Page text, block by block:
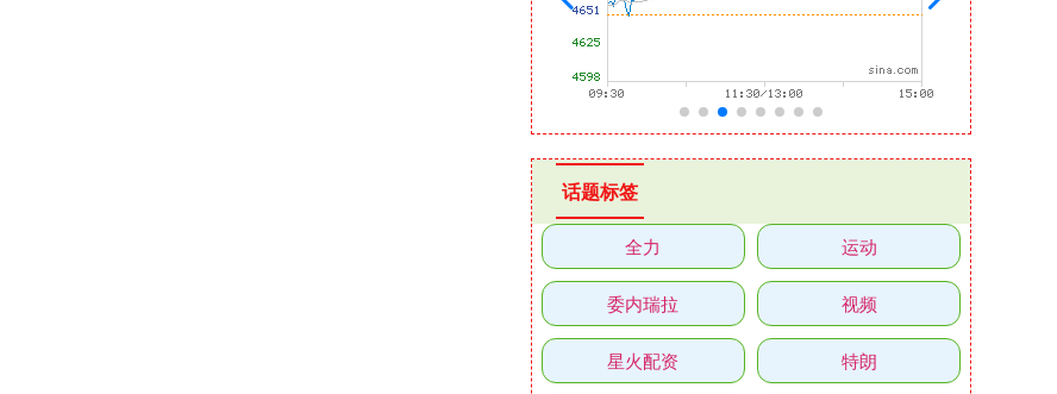
话题标签
全力 运动
委内瑞拉 视频
星火配资 特朗